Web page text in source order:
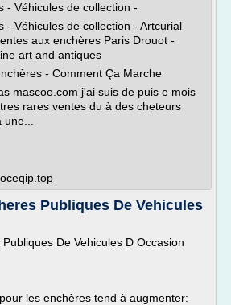
- Véhicules de collection -
- Véhicules de collection - Artcurial
aux enchères Paris Drouot -
art and antiques
- Comment Ça Marche
mascoo.com j'ai suis de puis e mois
rares ventes du à des cheteurs
Publiques De Vehicules
De Vehicules D Occasion
les enchères tend à augmenter: